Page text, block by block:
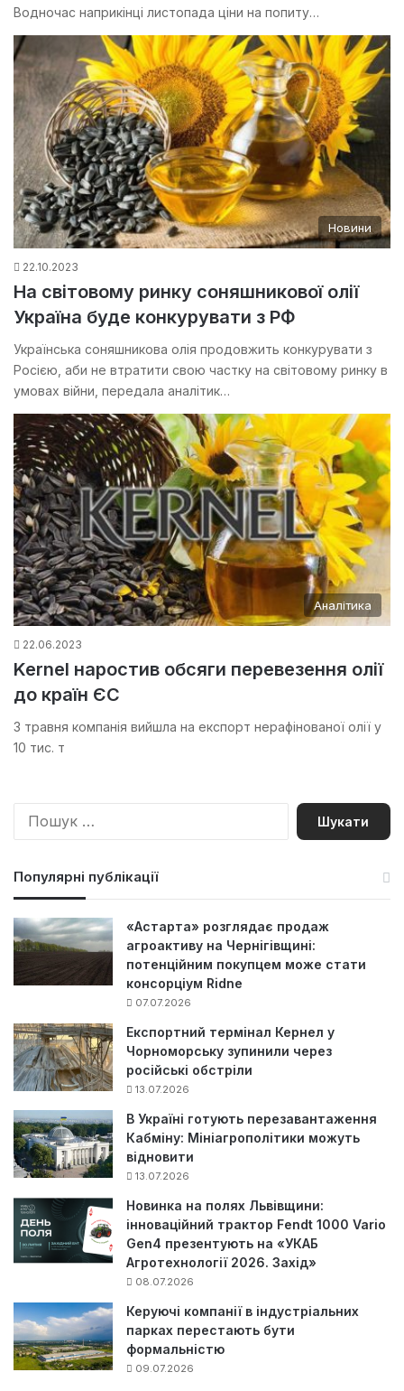
Водночас наприкінці листопада ціни на попиту…
Новини
22.10.2023
На світовому ринку соняшникової олії
Україна буде конкурувати з РФ
Українська соняшникова олія продовжить конкурувати з
Росією, аби не втратити свою частку на світовому ринку в
умовах війни, передала аналітик…
Аналітика
22.06.2023
Kernel наростив обсяги перевезення олії
до країн ЄС
З травня компанія вийшла на експорт нерафінованої олії у
10 тис. т
П
Популярні публікації
«Астарта» розглядає продаж
агроактиву на Чернігівщині:
потенційним покупцем може стати
консорціум Ridne
07.07.2026
Експортний термінал Кернел у
Чорноморську зупинили через
російські обстріли
13.07.2026
В Україні готують перезавантаження
Кабміну: Мініагрополітики можуть
відновити
13.07.2026
Новинка на полях Львівщини:
інноваційний трактор Fendt 1000 Vario
Gen4 презентують на «УКАБ
Агротехнології 2026. Захід»
08.07.2026
Керуючі компанії в індустріальних
парках перестають бути
формальністю
09.07.2026